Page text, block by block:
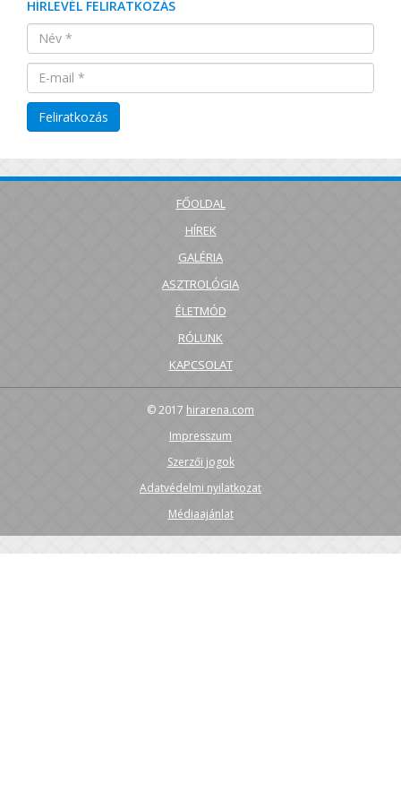
HÍRLEVÉL FELIRATKOZÁS
FŐOLDAL
HÍREK
GALÉRIA
ASZTROLÓGIA
ÉLETMÓD
RÓLUNK
KAPCSOLAT
© 2017 hirarena.com
Impresszum
Szerzői jogok
Adatvédelmi nyilatkozat
Médiaajánlat